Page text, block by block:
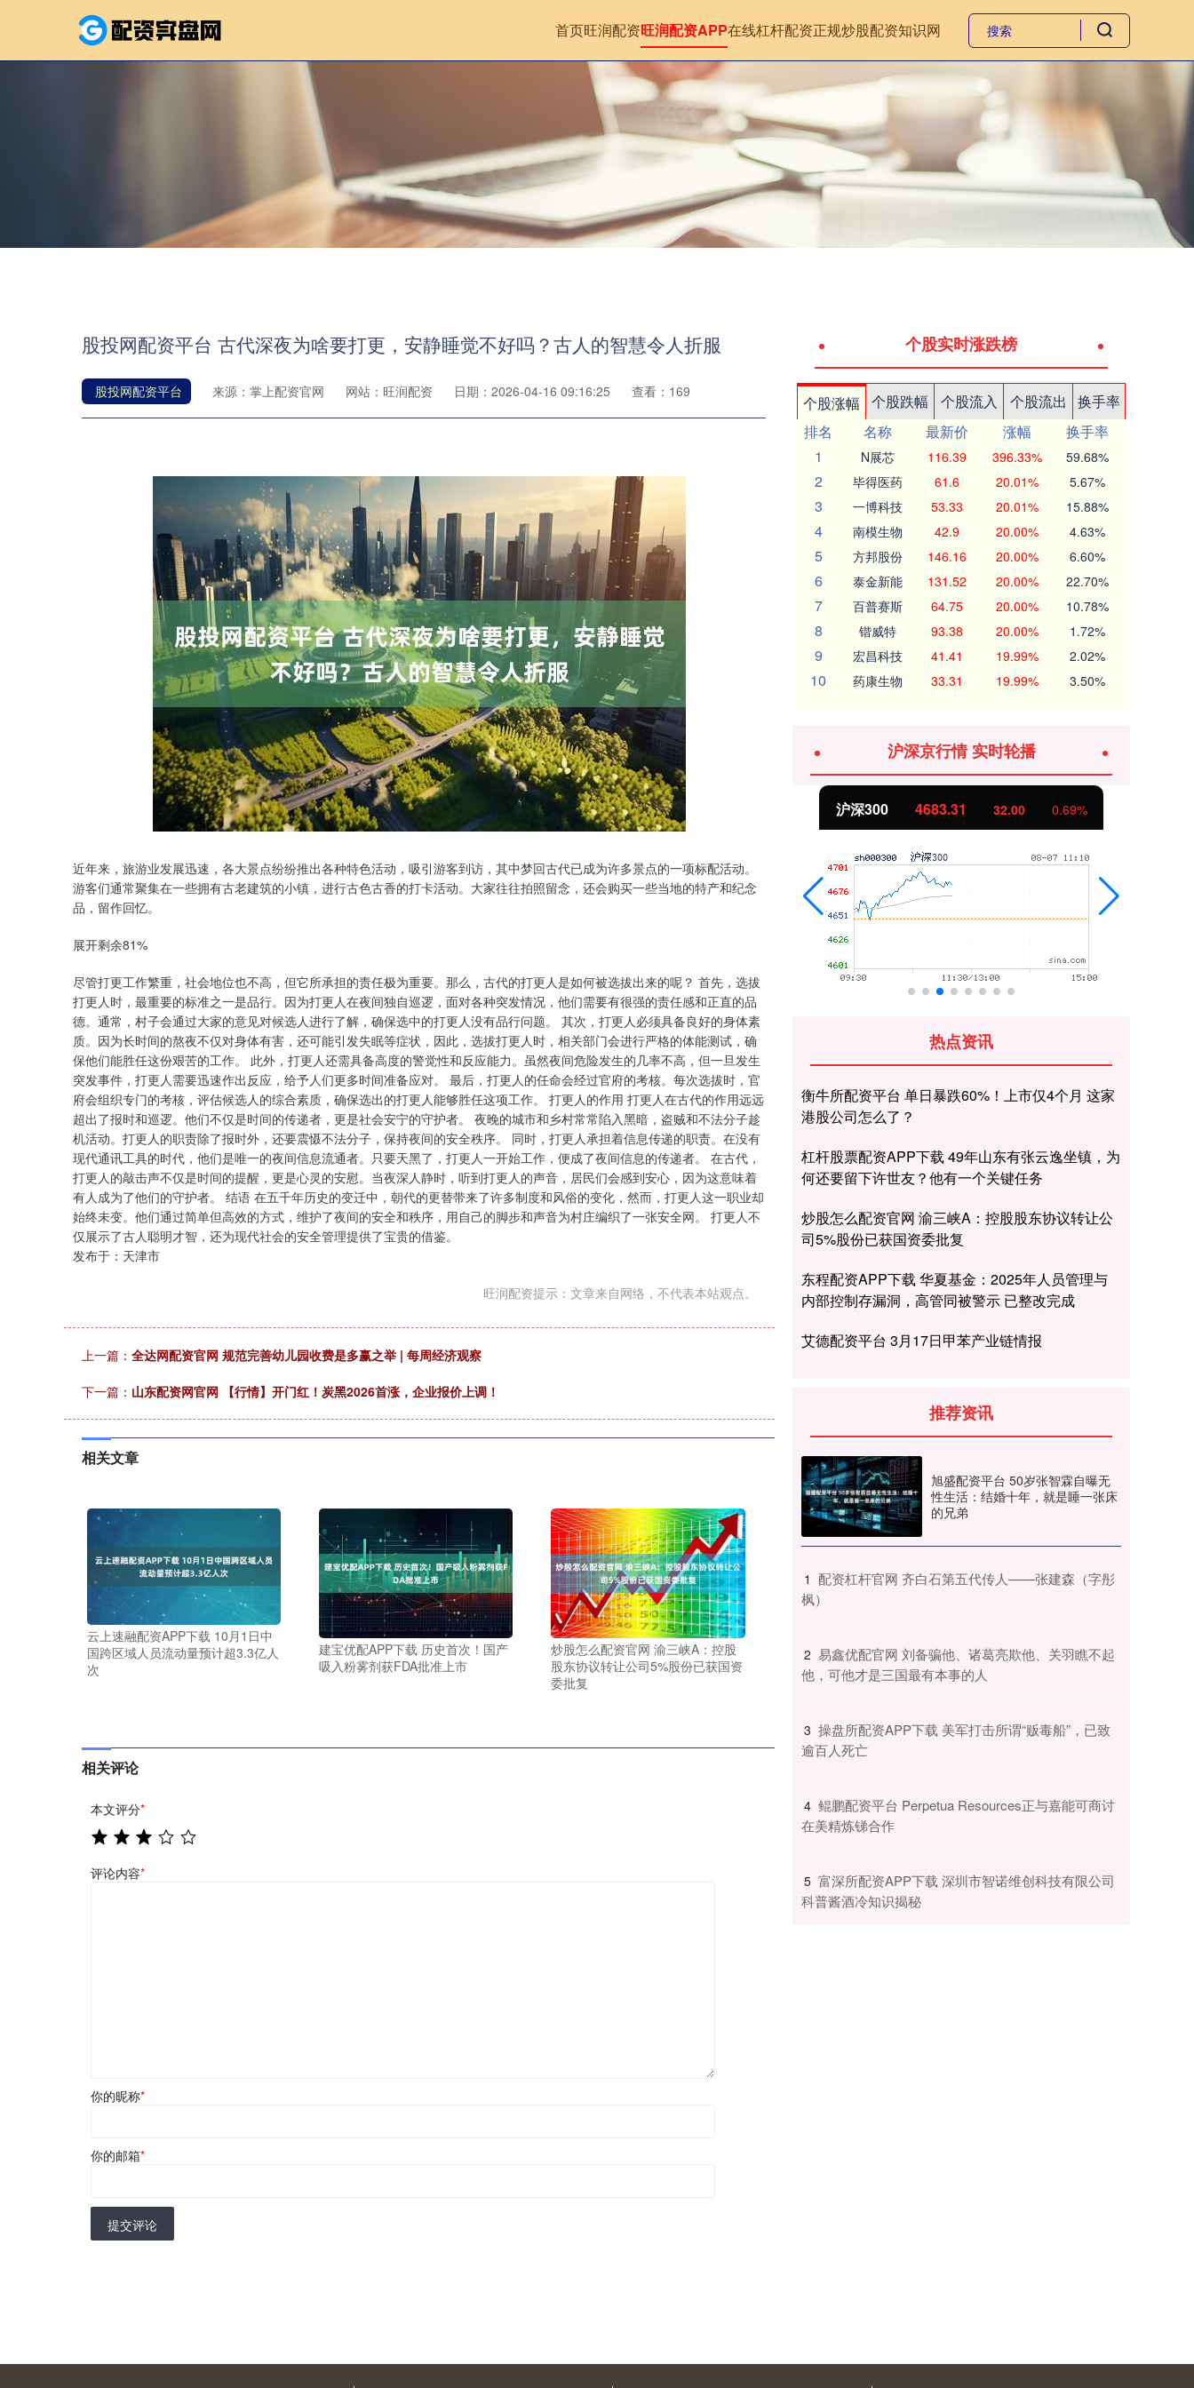
首页旺润配资旺润配资APP在线杠杆配资正规炒股配资知识网
股投网配资平台 古代深夜为啥要打更，安静睡觉不好吗？古人的智慧令人折服
股投网配资平台 来源：掌上配资官网 网站：旺润配资 日期：2026-04-16 09:16:25 查看：169
近年来，旅游业发展迅速，各大景点纷纷推出各种特色活动，吸引游客到访，其中梦回古代已成为许多景点的一项标配活动。
游客们通常聚集在一些拥有古老建筑的小镇，进行古色古香的打卡活动。大家往往拍照留念，还会购买一些当地的特产和纪念
品，留作回忆。
展开剩余81%
尽管打更工作繁重，社会地位也不高，但它所承担的责任极为重要。那么，古代的打更人是如何被选拔出来的呢？ 首先，选拔
打更人时，最重要的标准之一是品行。因为打更人在夜间独自巡逻，面对各种突发情况，他们需要有很强的责任感和正直的品
德。通常，村子会通过大家的意见对候选人进行了解，确保选中的打更人没有品行问题。 其次，打更人必须具备良好的身体素
质。因为长时间的熬夜不仅对身体有害，还可能引发失眠等症状，因此，选拔打更人时，相关部门会进行严格的体能测试，确
保他们能胜任这份艰苦的工作。 此外，打更人还需具备高度的警觉性和反应能力。虽然夜间危险发生的几率不高，但一旦发生
突发事件，打更人需要迅速作出反应，给予人们更多时间准备应对。 最后，打更人的任命会经过官府的考核。每次选拔时，官
府会组织专门的考核，评估候选人的综合素质，确保选出的打更人能够胜任这项工作。 打更人的作用 打更人在古代的作用远远
超出了报时和巡逻。他们不仅是时间的传递者，更是社会安宁的守护者。 夜晚的城市和乡村常常陷入黑暗，盗贼和不法分子趁
机活动。打更人的职责除了报时外，还要震慑不法分子，保持夜间的安全秩序。 同时，打更人承担着信息传递的职责。在没有
现代通讯工具的时代，他们是唯一的夜间信息流通者。只要天黑了，打更人一开始工作，便成了夜间信息的传递者。 在古代，
打更人的敲击声不仅是时间的提醒，更是心灵的安慰。当夜深人静时，听到打更人的声音，居民们会感到安心，因为这意味着
有人成为了他们的守护者。 结语 在五千年历史的变迁中，朝代的更替带来了许多制度和风俗的变化，然而，打更人这一职业却
始终未变。他们通过简单但高效的方式，维护了夜间的安全和秩序，用自己的脚步和声音为村庄编织了一张安全网。 打更人不
仅展示了古人聪明才智，还为现代社会的安全管理提供了宝贵的借鉴。
发布于：天津市
旺润配资提示：文章来自网络，不代表本站观点。
上一篇： 全达网配资官网 规范完善幼儿园收费是多赢之举 | 每周经济观察
下一篇： 山东配资网官网 【行情】开门红！炭黑2026首涨，企业报价上调！
相关文章
云上速融配资APP下载 10月1日中
国跨区域人员流动量预计超3.3亿人
次
建宝优配APP下载 历史首次！国产
吸入粉雾剂获FDA批准上市
炒股怎么配资官网 渝三峡A：控股
股东协议转让公司5%股份已获国资
委批复
相关评论
本文评分*
评论内容*
你的昵称*
你的邮箱*
提交评论
个股实时涨跌榜
个股涨幅 个股跌幅 个股流入 个股流出
换手率
排名
名称 最新价 涨幅
换手率
1
N展芯 116.39 396.33% 59.68%
2 毕得医药 61.6 20.01% 5.67%
3 一博科技 53.33 20.01% 15.88%
4 南模生物 42.9 20.00% 4.63%
5 方邦股份 146.16 20.00% 6.60%
6 泰金新能 131.52 20.00% 22.70%
7 百普赛斯 64.75 20.00% 10.78%
8 锴威特 93.38 20.00% 1.72%
9 宏昌科技 41.41 19.99% 2.02%
10 药康生物 33.31 19.99% 3.50%
沪深京行情 实时轮播
上证指数 3914.44 14.09 0.36% 14240.87 130.75 沪深300 4683.31 32.00 0.69%
热点资讯
衡牛所配资平台 单日暴跌60%！上市仅4个月 这家
港股公司怎么了？
杠杆股票配资APP下载 49年山东有张云逸坐镇，为
何还要留下许世友？他有一个关键任务
炒股怎么配资官网 渝三峡A：控股股东协议转让公
司5%股份已获国资委批复
东程配资APP下载 华夏基金：2025年人员管理与
内部控制存漏洞，高管同被警示 已整改完成
艾德配资平台 3月17日甲苯产业链情报
推荐资讯
旭盛配资平台 50岁张智霖自曝无
性生活：结婚十年，就是睡一张床
的兄弟
1 ​配资杠杆官网 齐白石第五代传人——张建森（字彤
枫）
2 ​易鑫优配官网 刘备骗他、诸葛亮欺他、关羽瞧不起
他，可他才是三国最有本事的人
3 ​操盘所配资APP下载 美军打击所谓“贩毒船”，已致
逾百人死亡
4 ​鲲鹏配资平台 Perpetua Resources正与嘉能可商讨
在美精炼锑合作
5 ​富深所配资APP下载 深圳市智诺维创科技有限公司
科普酱酒冷知识揭秘